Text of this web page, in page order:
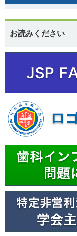
お読みください